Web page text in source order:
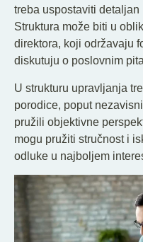
treba uspostaviti
Struktura može biti u
direktora, koji održavaju
diskutuju o poslovnim
U strukturu upravljanja
porodice, poput
pružili objektivne
mogu pružiti stručnost i
odluke u najboljem